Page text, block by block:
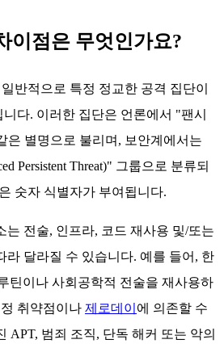
이점은 무엇인가요?
반적으로 특정 정교한 공격 집단이
다. 이러한 집단은 언론에서 "팬시
은 별명으로 불리며, 보안계에서는
Persistent Threat)" 그룹으로 분류되
숫자 식별자가 부여됩니다.
는 전술, 인프라, 코드 재사용 및/또는
라 달라질 수 있습니다. 예를 들어, 한
틴이나 사회공학적 전술을 재사용하
취약점이나 제로데이 에 의존할 수
APT, 범죄 조직, 단독 해커 또는 악의